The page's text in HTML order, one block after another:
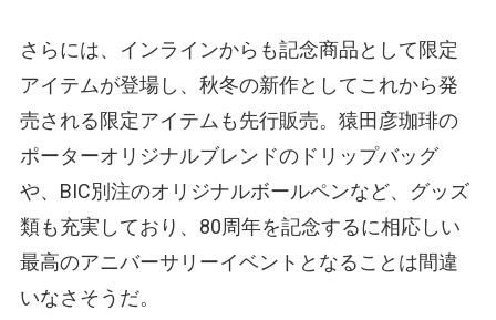
さらには、インラインからも記念商品として限定
アイテムが登場し、秋冬の新作としてこれから発
売される限定アイテムも先行販売。猿田彦珈琲の
ポーターオリジナルブレンドのドリップバッグ
や、BIC別注のオリジナルボールペンなど、グッズ
類も充実しており、80周年を記念するに相応しい
最高のアニバーサリーイベントとなることは間違
いなさそうだ。